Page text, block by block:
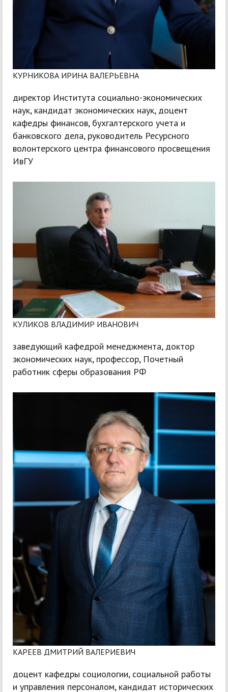
КУРНИКОВА ИРИНА ВАЛЕРЬЕВНА
директор Института социально-экономических
наук, кандидат экономических наук, доцент
кафедры финансов, бухгалтерского учета и
банковского дела, руководитель Ресурсного
волонтерского центра финансового просвещения
ИвГУ
КУЛИКОВ ВЛАДИМИР ИВАНОВИЧ
заведующий кафедрой менеджмента, доктор
экономических наук, профессор, Почетный
работник сферы образования РФ
КАРЕЕВ ДМИТРИЙ ВАЛЕРИЕВИЧ
доцент кафедры социологии, социальной работы
и управления персоналом, кандидат исторических